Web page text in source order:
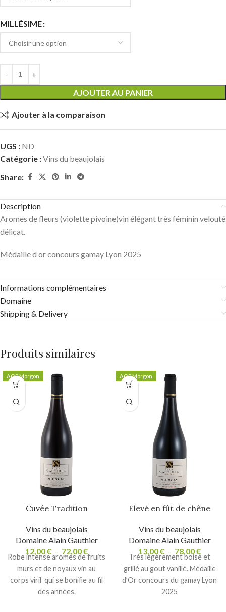
MILLÉSIME
AJOUTER AU PANIER
Ajouter à la comparaison
UGS : ND
Catégorie :Vins du beaujolais
Share:
Description
Aromes de fleurs (violette pivoine)vin élégant très féminin velouté
délicat.
Médaille d or concours gamay Lyon 2025
Informations complémentaires
Domaine
Shipping & Delivery
Produits similaires
AOP Morgon
Cuvée Tradition
Vins du beaujolais
Domaine Alain Gauthier
12,00€ – 72,00€
Robe intense aromes de fruits
murs et de noyaux vin au
corps viril qui se bonifie au fil
des années.
AOP Morgon
Elevé en fût de chêne
Vins du beaujolais
Domaine Alain Gauthier
13,00€ – 78,00€
Très légèrement boisé et
grillé au gout vanillé. Médaille
d’Or concours du gamay Lyon
2025